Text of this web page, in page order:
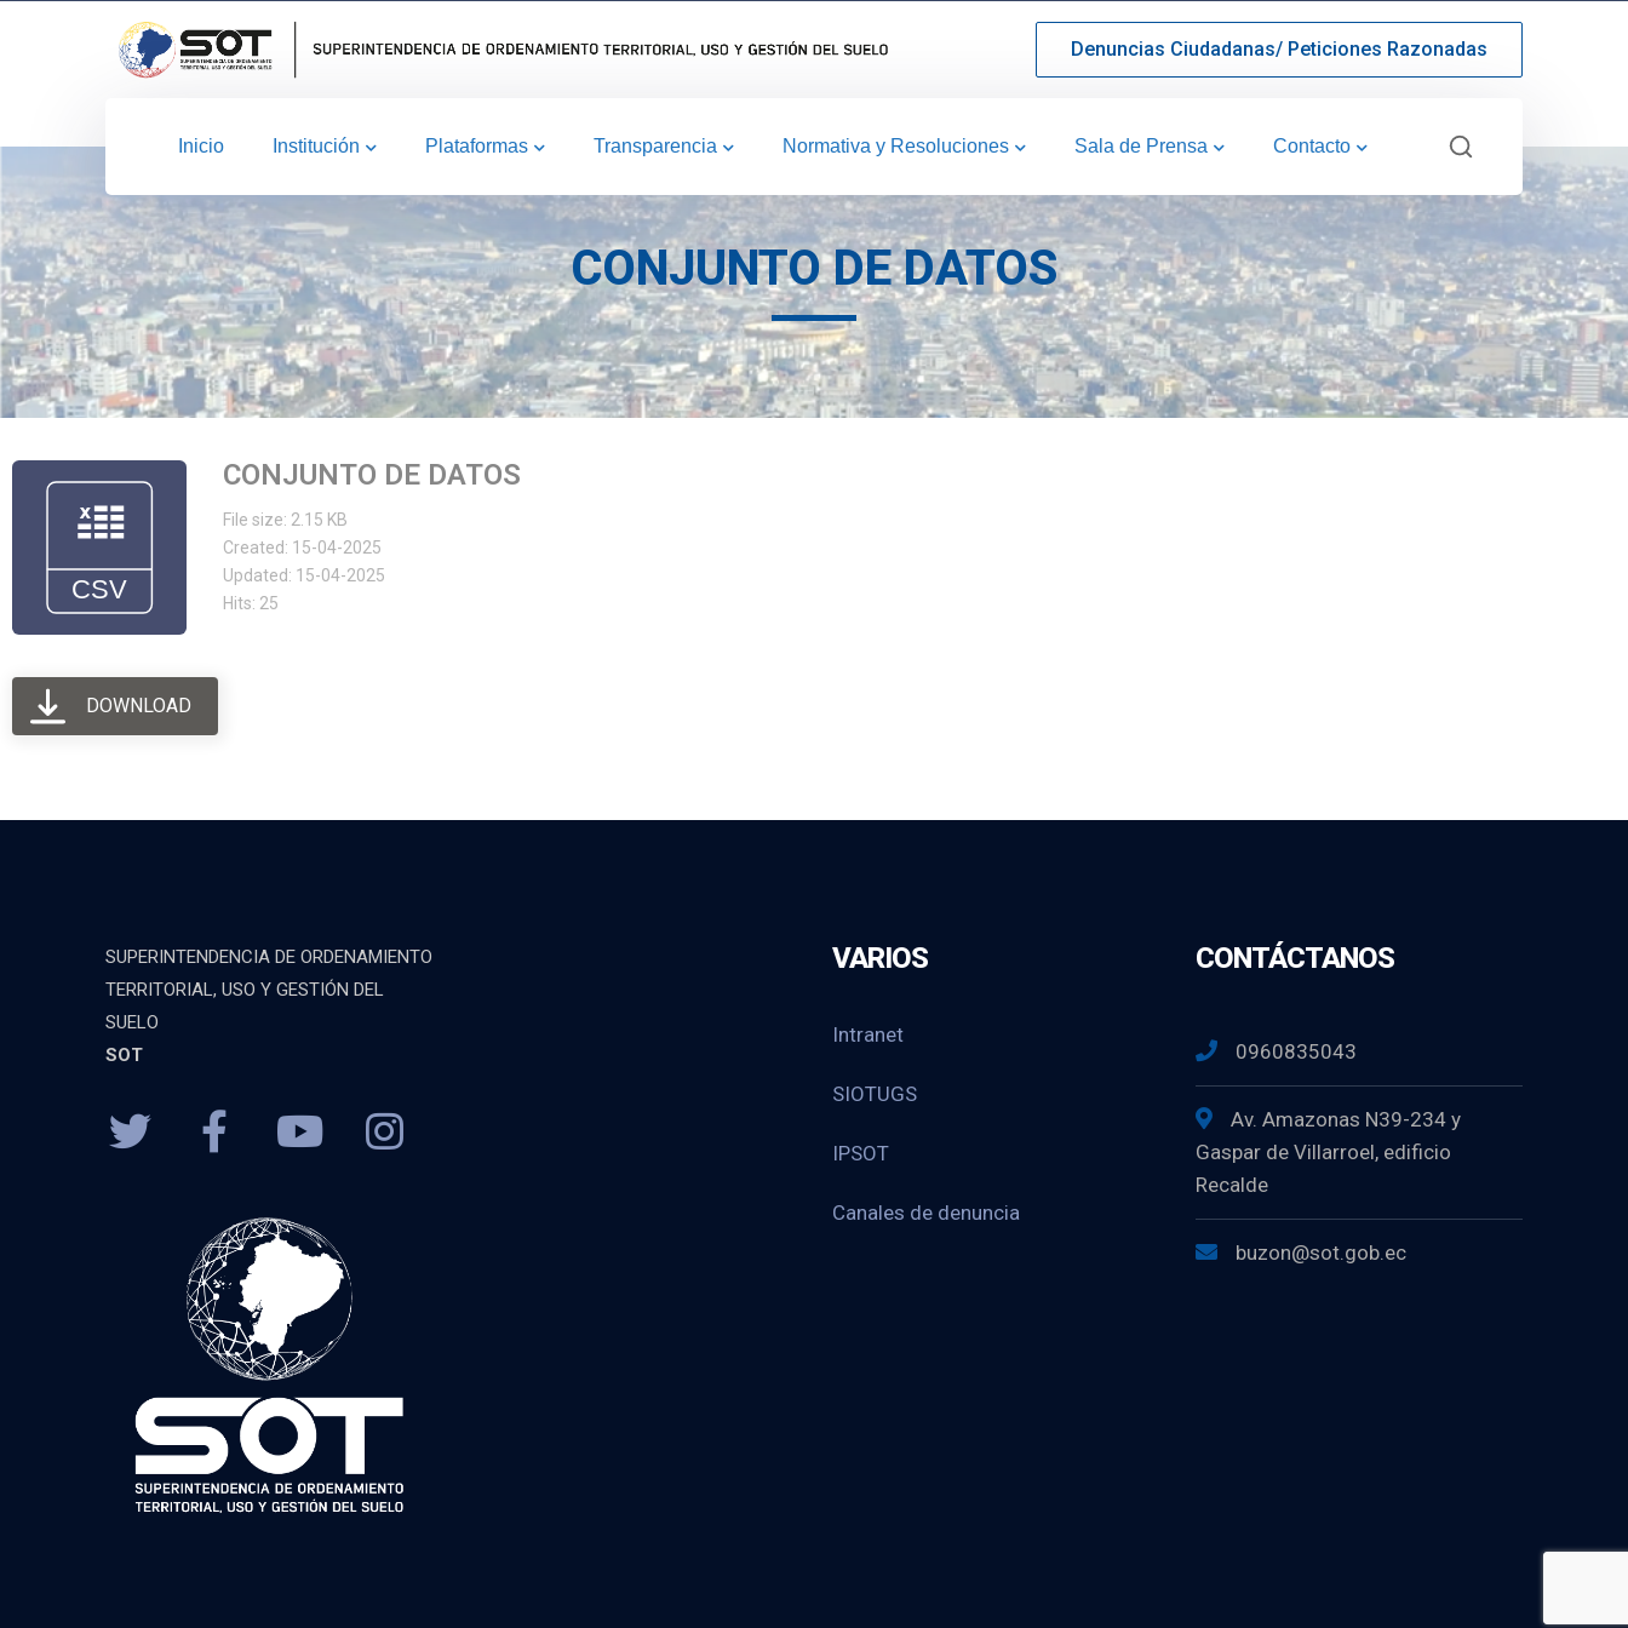
Denuncias Ciudadanas/ Peticiones Razonadas
Inicio Institución Plataformas Transparencia Normativa y Resoluciones Sala de Prensa Contacto
CONJUNTO DE DATOS
CONJUNTO DE DATOS
File size: 2.15 KB
Created: 15-04-2025
Updated: 15-04-2025
Hits: 25
DOWNLOAD
SUPERINTENDENCIA DE ORDENAMIENTO
TERRITORIAL, USO Y GESTIÓN DEL
SUELO
SOT
VARIOS
Intranet
SIOTUGS
IPSOT
Canales de denuncia
CONTÁCTANOS
0960835043
Av. Amazonas N39-234 y
Gaspar de Villarroel, edificio
Recalde
buzon@sot.gob.ec